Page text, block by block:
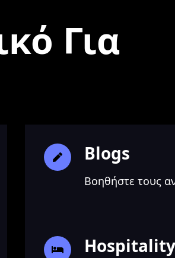
Για
Blogs
Βοηθήστε τους
Hospitality